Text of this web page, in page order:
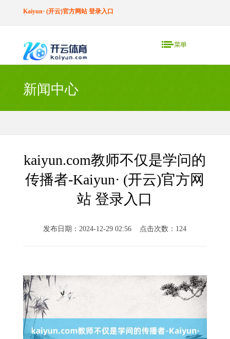
Kaiyun· (开云)官方网站 登录入口
新闻中心
kaiyun.com教师不仅是学问的
传播者-Kaiyun· (开云)官方网
站 登录入口
发布日期：2024-12-29 02:56 点击次数：124